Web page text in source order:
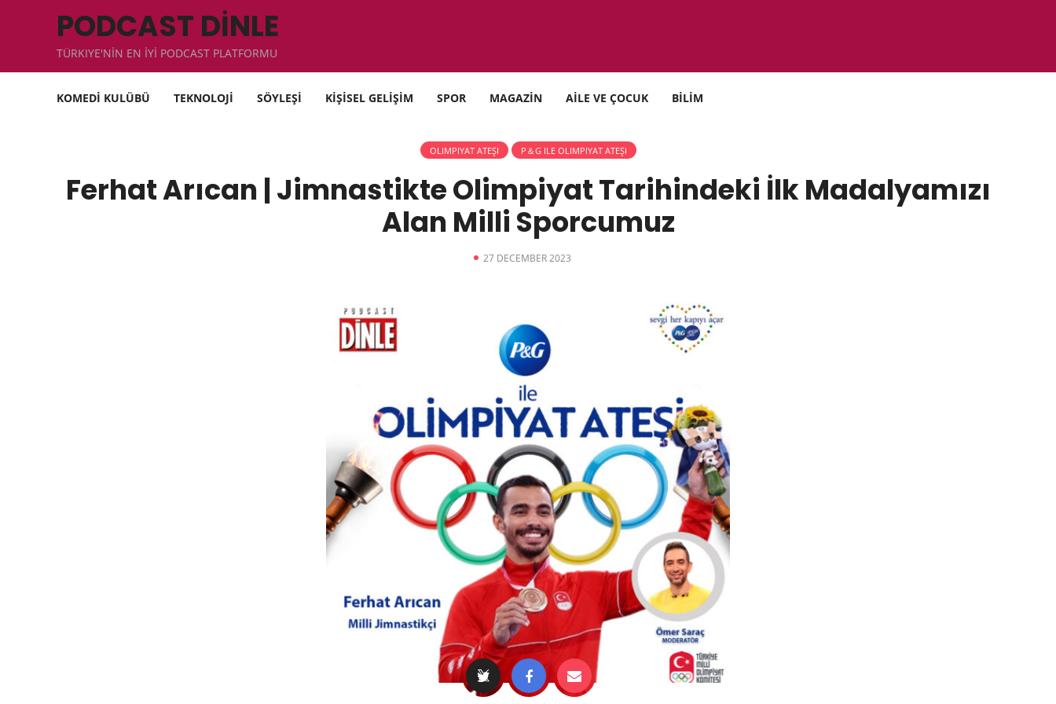
PODCAST DİNLE
TÜRKIYE'NİN EN İYİ PODCAST PLATFORMU
KOMEDİ KULÜBÜ TEKNOLOJİ SÖYLEŞİ KİŞİSEL GELİŞİM SPOR MAGAZİN AİLE VE ÇOCUK BİLİM
OLIMPIYAT ATEŞI P＆G ILE OLIMPIYAT ATEŞI
Ferhat Arıcan | Jimnastikte Olimpiyat Tarihindeki İlk Madalyamızı
Alan Milli Sporcumuz
27 DECEMBER 2023